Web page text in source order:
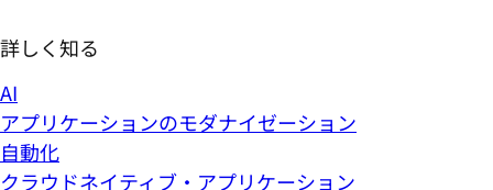
詳しく知る
AI
アプリケーションのモダナイゼーション
自動化
クラウドネイティブ・アプリケーション